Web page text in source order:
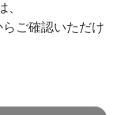
、
ご確認いただけ